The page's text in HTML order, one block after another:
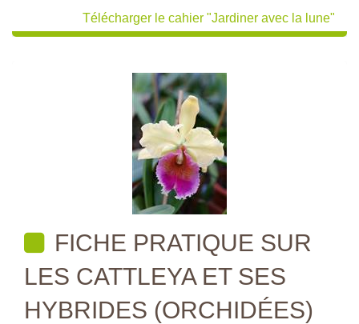
Télécharger le cahier "Jardiner avec la lune"
FICHE PRATIQUE SUR
LES CATTLEYA ET SES
HYBRIDES (ORCHIDÉES)